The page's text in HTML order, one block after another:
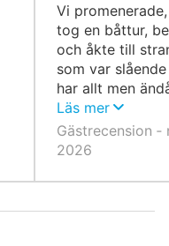
Vi
tog en båttur,
och åkte till
som var
har allt men
som en
så den känns
mysig.
Läs mer
Gästrecension ‐
2026